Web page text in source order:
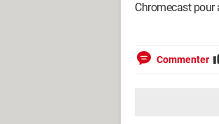
Chromecast pour
Commenter